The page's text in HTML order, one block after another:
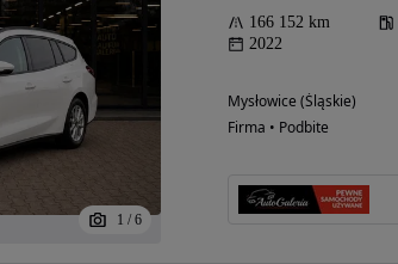
1 / 6
166 152 km
2022
Mysłowice (Śląskie)
Firma • Podbite